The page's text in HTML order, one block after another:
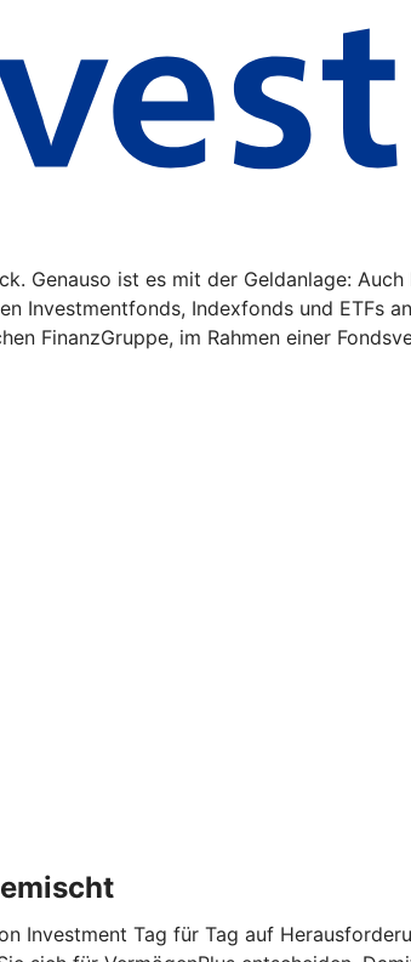
Genauso ist es mit der Geldanlage:
Investmentfonds, Indexfonds und ETFs
FinanzGruppe, im Rahmen einer
Investment Tag für Tag auf